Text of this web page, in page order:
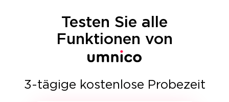
Testen Sie alle
Funktionen von
3-tägige kostenlose Probezeit